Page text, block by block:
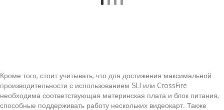
Кроме того, стоит учитывать, что для достижения максимальной
производительности с использованием SLI или CrossFire
необходима соответствующая материнская плата и блок питания,
способные поддерживать работу нескольких видеокарт. Также